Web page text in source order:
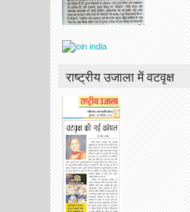
राष्ट्रीय उजाला में वटवृक्ष